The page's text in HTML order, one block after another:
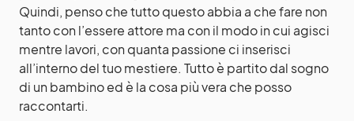
Quindi, penso che tutto questo abbia a che fare non
tanto con l’essere attore ma con il modo in cui agisci
mentre lavori, con quanta passione ci inserisci
all’interno del tuo mestiere. Tutto è partito dal sogno
di un bambino ed è la cosa più vera che posso
raccontarti.